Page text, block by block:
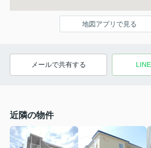
地図アプリで見る
メールで共有する
近隣の物件